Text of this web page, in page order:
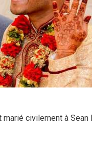
civilement à Sean